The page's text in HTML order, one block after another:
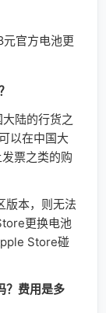
陆的行货之
以在中国大
票之类的购
本，则无法
更换电池
Store碰
费用是多